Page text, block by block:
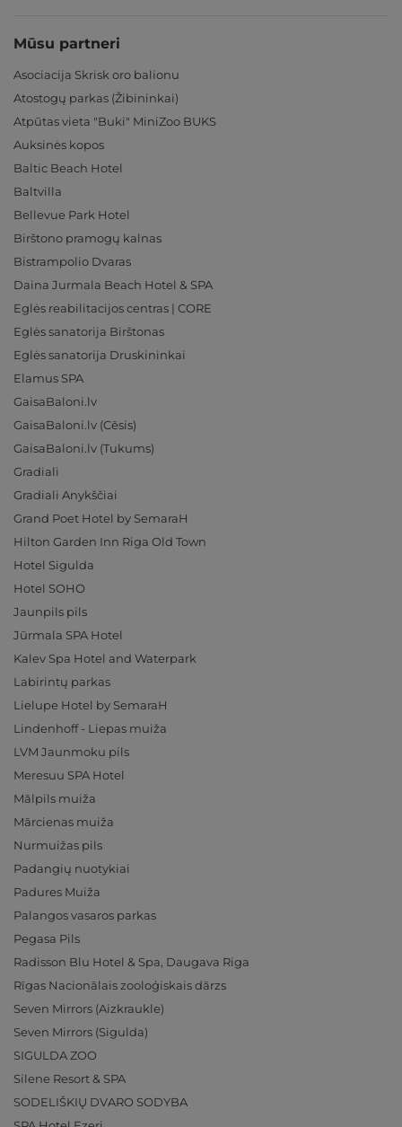
Mūsu partneri
Asociacija Skrisk oro balionu
Atostogų parkas (Žibininkai)
Atpūtas vieta "Buki" MiniZoo BUKS
Auksinės kopos
Baltic Beach Hotel
Baltvilla
Bellevue Park Hotel
Birštono pramogų kalnas
Bistrampolio Dvaras
Daina Jurmala Beach Hotel & SPA
Eglės reabilitacijos centras | CORE
Eglės sanatorija Birštonas
Eglės sanatorija Druskininkai
Elamus SPA
GaisaBaloni.lv
GaisaBaloni.lv (Cēsis)
GaisaBaloni.lv (Tukums)
Gradiali
Gradiali Anykščiai
Grand Poet Hotel by SemaraH
Hilton Garden Inn Riga Old Town
Hotel Sigulda
Hotel SOHO
Jaunpils pils
Jūrmala SPA Hotel
Kalev Spa Hotel and Waterpark
Labirintų parkas
Lielupe Hotel by SemaraH
Lindenhoff - Liepas muiža
LVM Jaunmoku pils
Meresuu SPA Hotel
Mālpils muiža
Mārcienas muiža
Nurmuižas pils
Padangių nuotykiai
Padures Muiža
Palangos vasaros parkas
Pegasa Pils
Radisson Blu Hotel & Spa, Daugava Riga
Rīgas Nacionālais zooloģiskais dārzs
Seven Mirrors (Aizkraukle)
Seven Mirrors (Sigulda)
SIGULDA ZOO
Silene Resort & SPA
SODELIŠKIŲ DVARO SODYBA